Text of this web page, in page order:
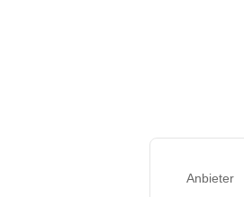
Anbieter